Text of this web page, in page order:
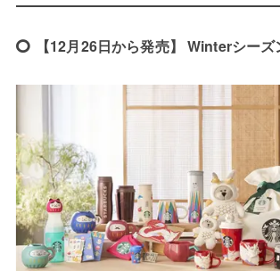
【12月26日から発売】 Winterシー